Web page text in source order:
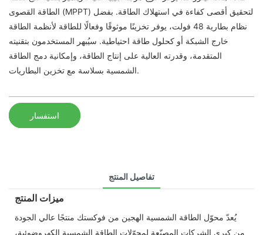
الطاقة القصوى (MPPT) لتحقيق أقصى كفاءة في استهلاك الطاقة. بفضل
نظام بطارية 48 فولت، يوفر تخزينًا موثوقًا وفعالًا للطاقة لأنظمة الطاقة
خارج الشبكة أو كحلول طاقة احتياطية. سيُبهر المستخدمون بتقنيته
المتقدمة، وقدرته العالية على إنتاج الطاقة، وإمكانية دمج الطاقة
الشمسية بسلاسة مع تخزين البطاريات.
استفسار
تفاصيل المنتج
ميزات المنتج
يُعدّ محوّل الطاقة الشمسية الهجين من فوكستك منتجًا عالي الجودة
من كبرى الشركات المصنّعة لمحوّلات الطاقة الشمسية الكهروضوئية،